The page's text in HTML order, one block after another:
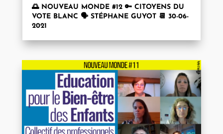
🌅 NOUVEAU MONDE #12 🔑 CITOYENS DU
VOTE BLANC 🗣 STÉPHANE GUYOT 📆 30-06-
2021